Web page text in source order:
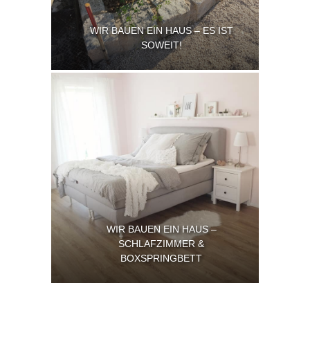
WIR BAUEN EIN HAUS – ES IST
SOWEIT!
WIR BAUEN EIN HAUS –
SCHLAFZIMMER &
BOXSPRINGBETT